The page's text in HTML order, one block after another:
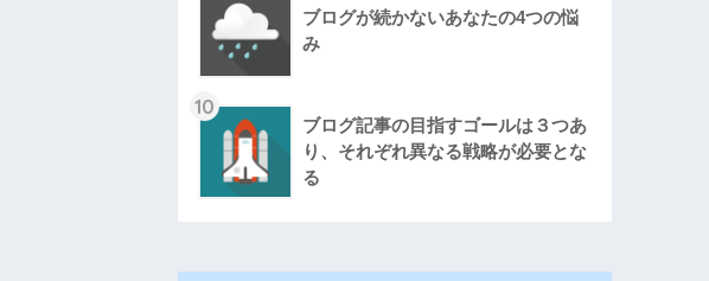
ブログが続かないあなたの4つの悩
み
10
ブログ記事の目指すゴールは３つあ
り、それぞれ異なる戦略が必要とな
る